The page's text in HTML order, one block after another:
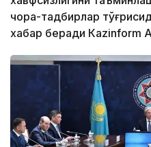
чора-тадбирлар
хабар беради Каzinform